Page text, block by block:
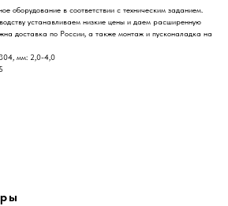
оборудование в соответствии с техническим заданием.
устанавливаем низкие цены и даем расширенную
доставка по России, а также монтаж и пусконаладка на
304, мм: 2,0-4,0